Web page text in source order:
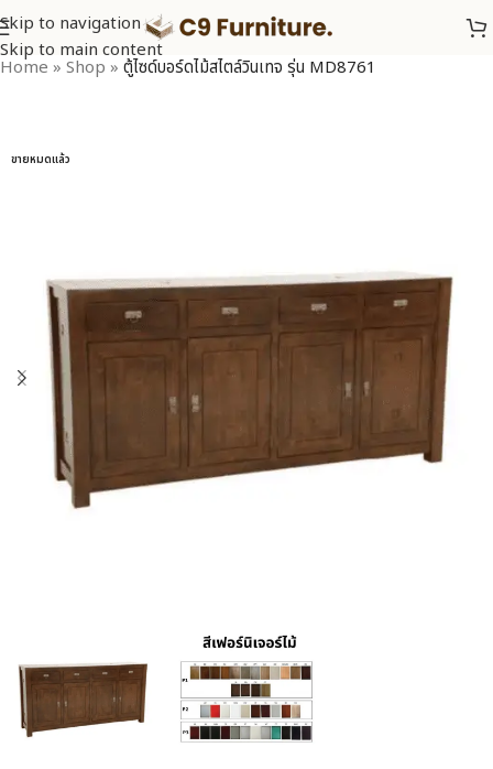
Skip to navigation
Skip to main content
Home » Shop » ตู้ไซด์บอร์ดไม้สไตล์วินเทจ รุ่น MD8761
ขายหมดแล้ว